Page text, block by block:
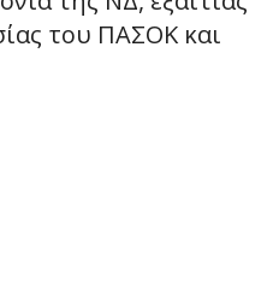
του ΠΑΣΟΚ και